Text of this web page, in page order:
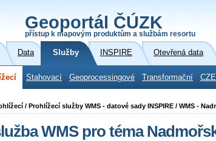
Geoportál ČÚZK
přístup k mapovým produktům a službám resortu
Data Služby INSPIRE Otevřená data
Stahovací Geoprocessingové Transformační
/ Prohlížecí služby WMS - datové sady INSPIRE / WMS -
WMS pro téma